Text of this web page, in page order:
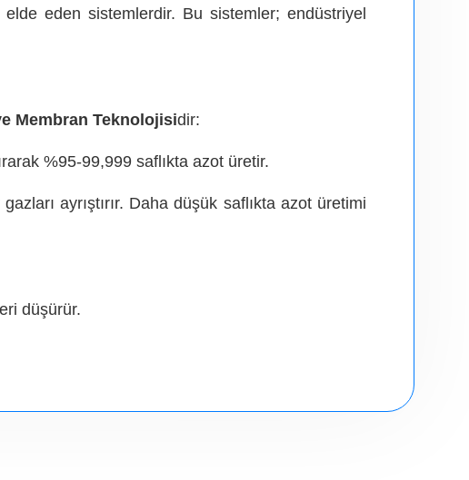
eden sistemlerdir. Bu sistemler; endüstriyel
Membran Teknolojisidir:
%95-99,999 saflıkta azot üretir.
ayrıştırır. Daha düşük saflıkta azot üretimi
düşürür.